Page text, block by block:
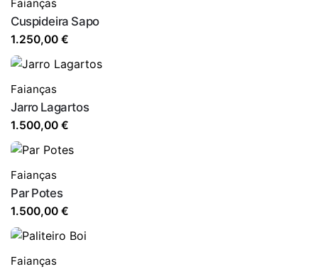
Faianças
Cuspideira Sapo
1.250,00 €
Faianças
Jarro Lagartos
1.500,00 €
Faianças
Par Potes
1.500,00 €
Faianças